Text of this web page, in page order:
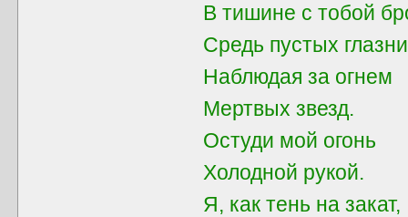
В тишине с тобой
Средь пустых
Наблюдая за огнем
Мертвых звезд.
Остуди мой огонь
Холодной рукой.
Я, как тень на закат,